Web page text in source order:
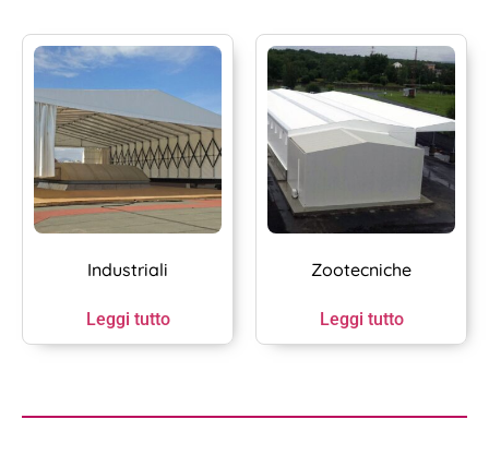
Industriali
Leggi tutto
Zootecniche
Leggi tutto